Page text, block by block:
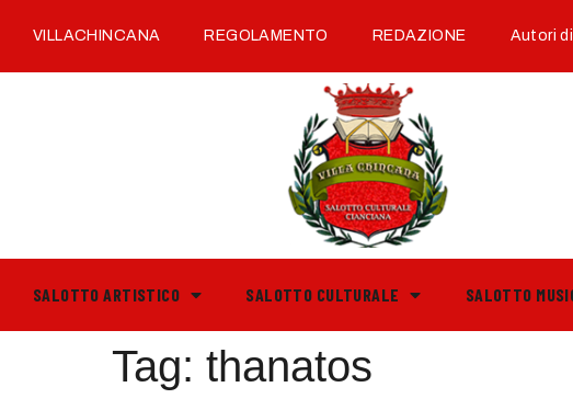
VILLACHINCANA REGOLAMENTO REDAZIONE Autori
SALOTTO ARTISTICO SALOTTO CULTURALE SALOTTO
Tag: thanatos